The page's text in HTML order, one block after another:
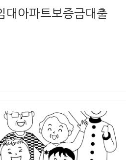
대아파트보증금대출